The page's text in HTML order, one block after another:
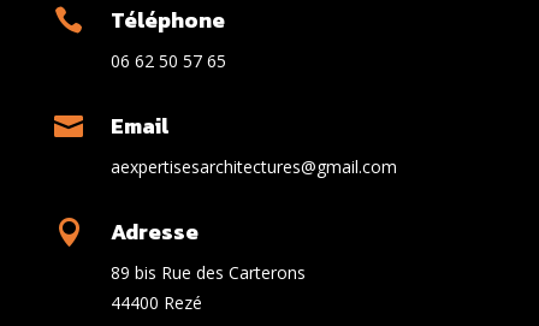
 Téléphone
06 62 50 57 65
 Email
aexpertisesarchitectures@gmail.com
 Adresse
89 bis Rue des Carterons
44400 Rezé